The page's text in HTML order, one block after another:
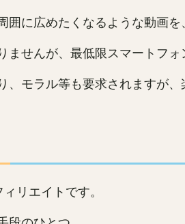
に広めたくなるような動画を
せんが、最低限スマートフォ
モラル等も要求されますが、
リエイトです。